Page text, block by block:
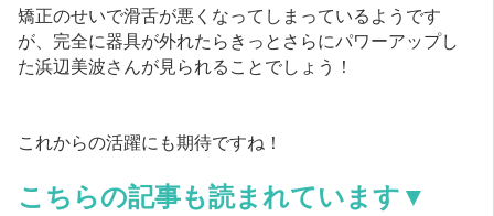
矯正のせいで滑舌が悪くなってしまっているようです
が、完全に器具が外れたらきっとさらにパワーアップし
た浜辺美波さんが見られることでしょう！
これからの活躍にも期待ですね！
こちらの記事も読まれています▼